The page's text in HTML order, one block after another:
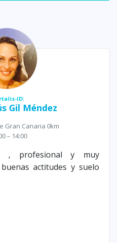
ID:
Gil Méndez
Gran Canaria 0km
– 14:00
, profesional y muy
actitudes y suelo